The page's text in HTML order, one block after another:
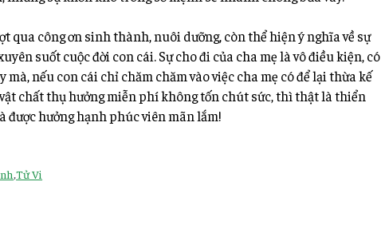
qua công ơn sinh thành, nuôi dưỡng, còn thể hiện ý nghĩa về sự
suốt cuộc đời con cái. Sự cho đi của cha mẹ là vô điều kiện, có
mà, nếu con cái chỉ chăm chăm vào việc cha mẹ có để lại thừa kế
chất thụ hưởng miễn phí không tốn chút sức, thì thật là thiển
được hưởng hạnh phúc viên mãn lắm!
,Tử Vi